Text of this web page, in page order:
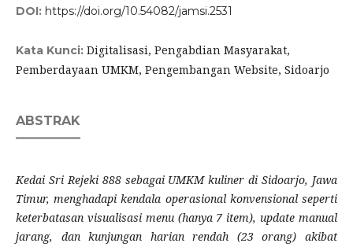
DOI: https://doi.org/10.54082/jamsi.2531
Kata Kunci: Digitalisasi, Pengabdian Masyarakat,
Pemberdayaan UMKM, Pengembangan Website, Sidoarjo
ABSTRAK
Kedai Sri Rejeki 888 sebagai UMKM kuliner di Sidoarjo, Jawa
Timur, menghadapi kendala operasional konvensional seperti
keterbatasan visualisasi menu (hanya 7 item), update manual
jarang, dan kunjungan harian rendah (23 orang) akibat